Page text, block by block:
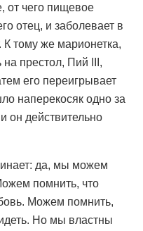
от чего пищевое
отец, и заболевает в
тому же марионетка,
на престол, Пий III,
его переигрывает
наперекосяк одно за
он действительно
да, мы можем
помнить, что
Можем помнить,
Но мы властны